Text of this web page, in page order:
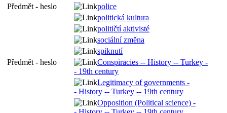
Předmět - heslo
police
politická kultura
političtí aktivisté
sociální změna
spiknutí
Předmět - heslo
Conspiracies -- History -- Turkey -
- 19th century
Legitimacy of governments -
- History -- Turkey -- 19th century
Opposition (Political science) -